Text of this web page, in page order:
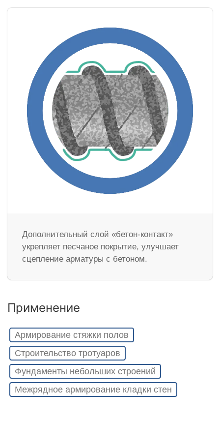
Дополнительный слой «бетон-контакт»
укрепляет песчаное покрытие, улучшает
сцепление арматуры с бетоном.
Применение
Армирование стяжки полов
Строительство тротуаров
Фундаменты небольших строений
Межрядное армирование кладки стен